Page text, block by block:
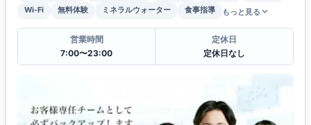
Wi-Fi
無料体験 ミネラルウォーター 食事指導 もっと見る
営業時間
7:00〜23:00
定休日
定休日なし